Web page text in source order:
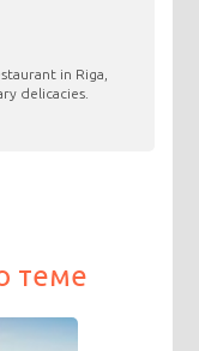
in Riga,
delicacies.
теме